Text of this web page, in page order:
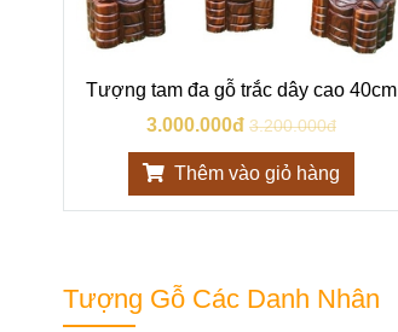
Tượng tam đa gỗ trắc dây cao 40cm
3.000.000đ 3.200.000đ
Thêm vào giỏ hàng
Tượng Gỗ Các Danh Nhân